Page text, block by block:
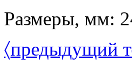
Размеры, мм:
〈предыдущий